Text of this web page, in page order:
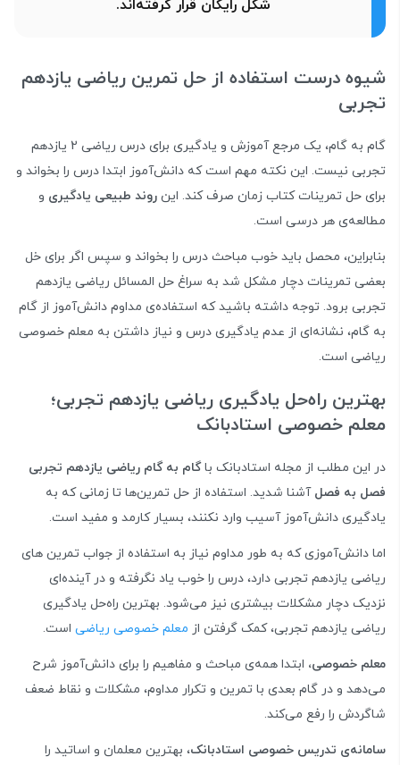
شکل رایگان قرار گرفته‌اند.
شیوه درست استفاده از حل تمرین ریاضی یازدهم
تجربی
گام به گام، یک مرجع آموزش و یادگیری برای درس ریاضی 2 یازدهم
تجربی نیست. این نکته مهم است که دانش‌آموز ابتدا درس را بخواند و
برای حل تمرینات کتاب زمان صرف کند. این روند طبیعی یادگیری و
مطالعه‌ی هر درسی است.
بنابراین، محصل باید خوب مباحث درس را بخواند و سپس اگر برای خل
بعضی تمرینات دچار مشکل شد به سراغ حل المسائل ریاضی یازدهم
تجربی برود. توجه داشته باشید که استفاده‌ی مداوم دانش‌آموز از گام
به گام، نشانه‌ای از عدم یادگیری درس و نیاز داشتن به معلم خصوصی
ریاضی است.
بهترین راه‌حل یادگیری ریاضی یازدهم تجربی؛
معلم خصوصی استادبانک
در این مطلب از مجله استادبانک باگام به گام ریاضی یازدهم تجربی
فصل به فصل آشنا شدید. استفاده از حل تمرین‌ها تا زمانی که به
یادگیری دانش‌آموز آسیب وارد نکنند، بسیار کارمد و مفید است.
اما دانش‌آموزی که به طور مداوم نیاز به استفاده از جواب تمرین های
ریاضی یازدهم تجربی دارد، درس را خوب یاد نگرفته و در آینده‌ای
نزدیک دچار مشکلات بیشتری نیز می‌شود. بهترین راه‌حل یادگیری
ریاضی یازدهم تجربی، کمک گرفتن از معلم خصوصی ریاضی است.
معلم خصوصی، ابتدا همه‌ی مباحث و مفاهیم را برای دانش‌آموز شرح
می‌دهد و در گام بعدی با تمرین و تکرار مداوم، مشکلات و نقاط ضعف
شاگردش را رفع می‌کند.
سامانه‌ی تدریس خصوصی استادبانک، بهترین معلمان و اساتید را